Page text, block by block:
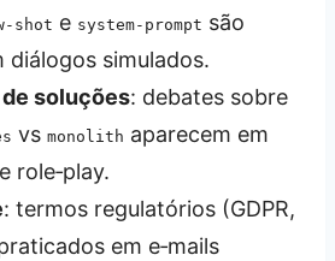
e system‑prompt são
diálogos simulados.
soluções: debates sobre
vs monolith aparecem em
role‑play.
: termos regulatórios (GDPR,
em e‑mails